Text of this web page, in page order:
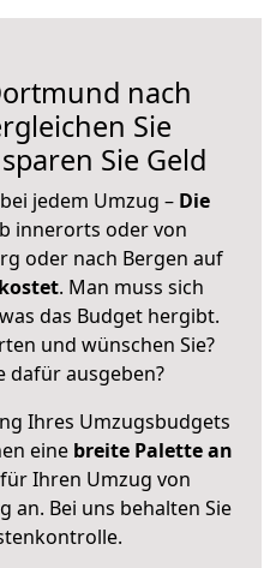
nach
Sie
Sie Geld
jedem Umzug – Die
innerorts oder von
oder nach Bergen auf
. Man muss sich
das Budget hergibt.
und wünschen Sie?
dafür ausgeben?
Ihres Umzugsbudgets
eine breite Palette an
Ihren Umzug von
an. Bei uns behalten Sie